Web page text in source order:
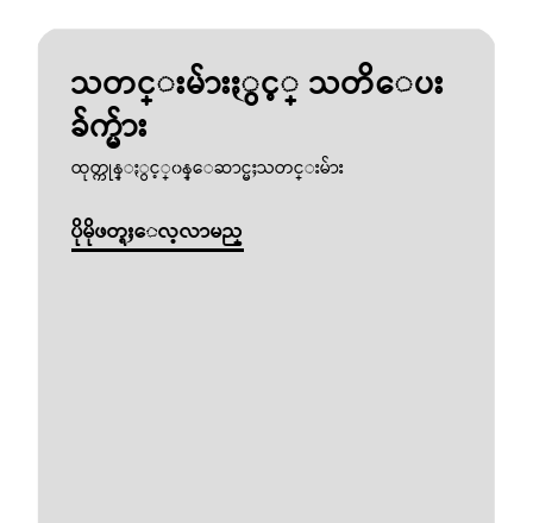
သတင္းမ်ားႏွင့္ သတိေပး
ခ်က္မ်ား
ထုတ္ကုန္ႏွင့္၀န္ေဆာင္မႈသတင္းမ်ား
ပိုမိုဖတ္ရႈေလ့လာမည္